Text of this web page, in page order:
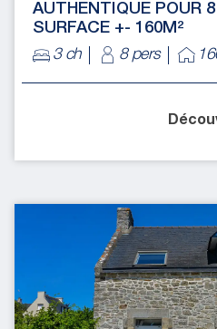
AUTHENTIQUE POUR
SURFACE +- 160M²
3 ch
8 pers